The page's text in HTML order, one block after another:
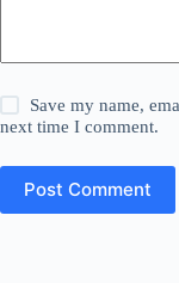
Save my name,
next time I comment.
Post Comment